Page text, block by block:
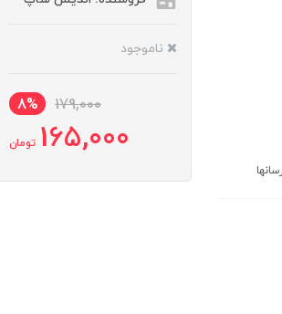
ناموجود
179,000
8%
165,000 تومان